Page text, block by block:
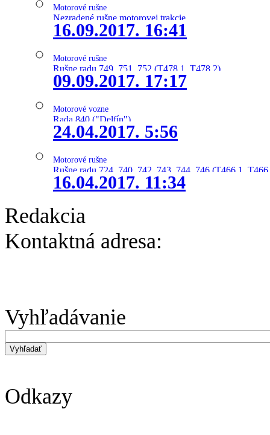
Motorové rušne
Nezradené rušne motorovej trakcie
16.09.2017. 16:41
Motorové rušne
Rušne radu 749, 751, 752 (T478.1, T478.2)
09.09.2017. 17:17
Motorové vozne
Rada 840 ("Delfín")
24.04.2017. 5:56
Motorové rušne
Rušne radu 724, 740, 742, 743, 744, 746 (T466.1,
16.04.2017. 11:34
Redakcia
Kontaktná adresa:
Vyhľadávanie
Odkazy